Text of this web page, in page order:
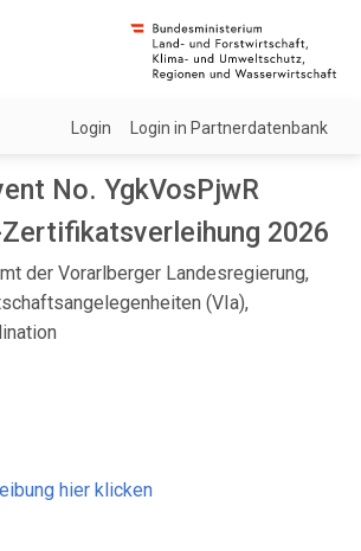
Login Login in Partnerdatenbank
No. YgkVosPjwR
Zertifikatsverleihung 2026
der Vorarlberger Landesregierung,
(VIa),
hier klicken